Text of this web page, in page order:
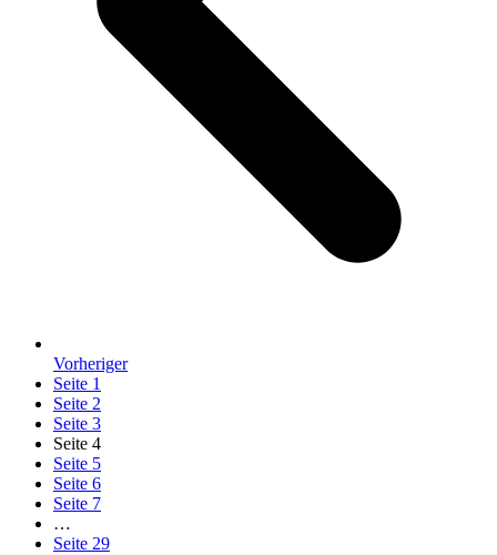
Vorheriger
Seite 1
Seite 2
Seite 3
Seite 4
Seite 5
Seite 6
Seite 7
…
Seite 29